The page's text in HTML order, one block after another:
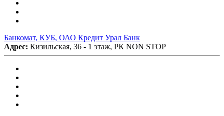
Банкомат, КУБ, ОАО Кредит Урал Банк
Адрес: Кизильская, 36 - 1 этаж, РК NON STOP